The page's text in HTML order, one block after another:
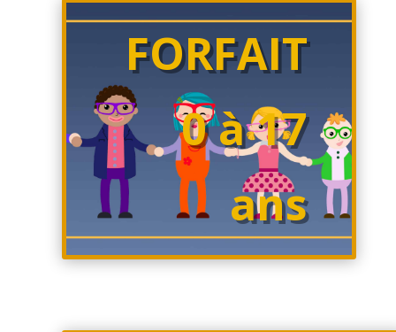
FORFAIT
0 à 17
ans